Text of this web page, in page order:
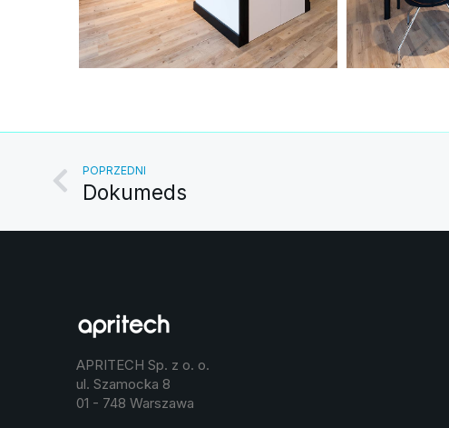
POPRZEDNI
Dokumeds
APRITECH Sp. z o. o.
ul. Szamocka 8
01 - 748 Warszawa